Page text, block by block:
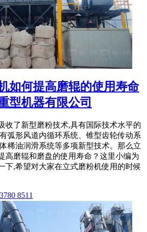
如何提高磨辊的使用寿命
型机器有限公司
收了新型磨粉技术,具有国际技术水平的
弧形风道内循环系统、锥型齿轮传动系
稀油润滑系统等多项新型技术。那么立
高磨辊和磨盘的使用寿命？这里小编为
下,希望对大家在立式磨粉机使用的时候
8511